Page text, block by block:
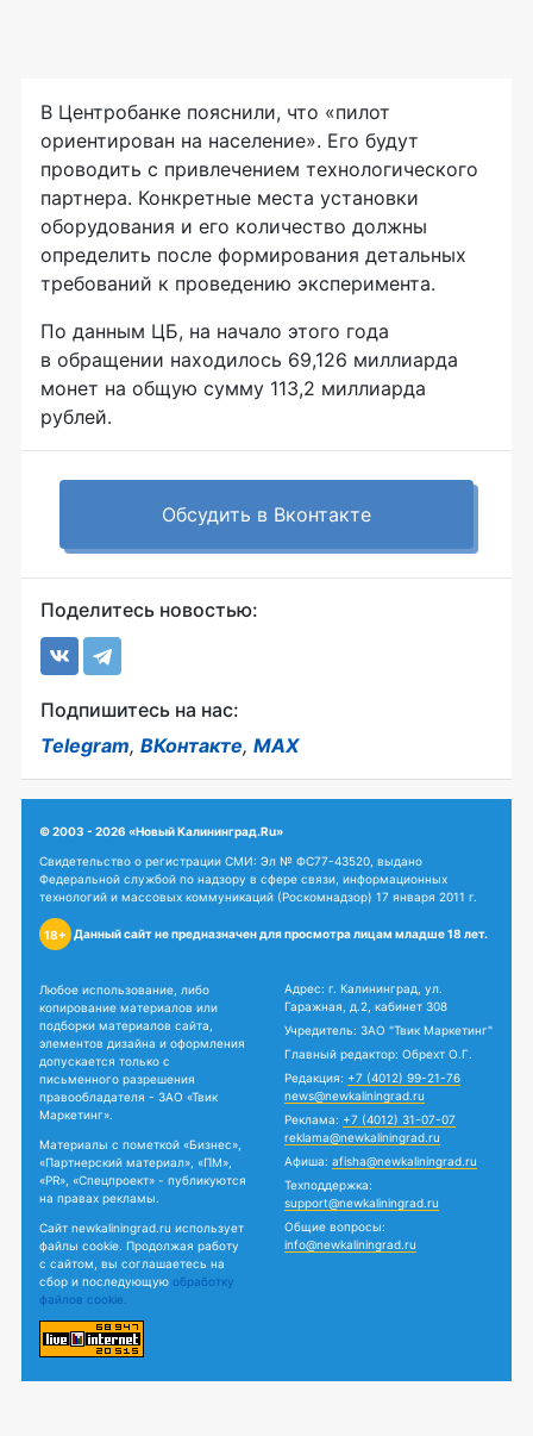
В Центробанке пояснили, что «пилот
ориентирован на население». Его будут
проводить с привлечением технологического
партнера. Конкретные места установки
оборудования и его количество должны
определить после формирования детальных
требований к проведению эксперимента.
По данным ЦБ, на начало этого года
в обращении находилось 69,126 миллиарда
монет на общую сумму 113,2 миллиарда
рублей.
Обсудить в Вконтакте
Поделитесь новостью:
Подпишитесь на нас:
Telegram, ВКонтакте, MAX
© 2003 - 2026 «Новый Калининград.Ru»
Свидетельство о регистрации СМИ: Эл № ФС77-43520, выдано
Федеральной службой по надзору в сфере связи, информационных
технологий и массовых коммуникаций (Роскомнадзор) 17 января 2011 г.
18+ Данный сайт не предназначен для просмотра лицам младше 18 лет.
Любое использование, либо
копирование материалов или
подборки материалов сайта,
элементов дизайна и оформления
допускается только с
письменного разрешения
правообладателя - ЗАО «Твик
Маркетинг».
Материалы с пометкой «Бизнес»,
«Партнерский материал», «ПМ»,
«PR», «Спецпроект» - публикуются
на правах рекламы.
Сайт newkaliningrad.ru использует
файлы cookie. Продолжая работу
с сайтом, вы соглашаетесь на
сбор и последующую обработку
файлов cookie.
Адрес: г. Калининград, ул.
Гаражная, д.2, кабинет 308
Учредитель: ЗАО "Твик Маркетинг"
Главный редактор: Обрехт О.Г.
Редакция: +7 (4012) 99-21-76
news@newkaliningrad.ru
Реклама: +7 (4012) 31-07-07
reklama@newkaliningrad.ru
Афиша: afisha@newkaliningrad.ru
Техподдержка:
support@newkaliningrad.ru
Общие вопросы:
info@newkaliningrad.ru